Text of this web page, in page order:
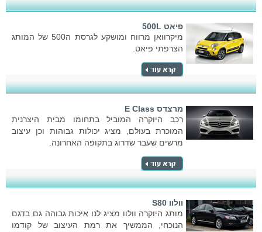
פיאט 500L
מיקרוואן מרווח ומושקע לגרסת ה500 של המותג
הצרפתי פיאט.
מרצדס E Class
רכב היוקרה המוביל בתחומו מבית היצרנית
המוכרת בעולם, מציג יכולות גבוהות וכן עיצוב
מרשים שעבר שדרוג בתקופה האחרונה.
וולוו S80
מותג היוקרה וולוו מציג לנו איכות גבוהה גם בדגם
הנוכחי, הממשיך את רמת העיצוב של קודמו